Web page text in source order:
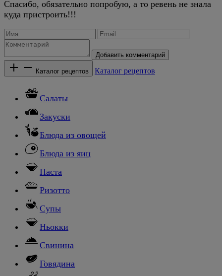
Спасибо, обязательно попробую, а то ревень не знала
куда пристроить!!!
Добавить комментарий
Каталог рецептов Каталог рецептов
Салаты
Закуски
Блюда из овощей
Блюда из яиц
Паста
Ризотто
Супы
Ньокки
Свинина
Говядина